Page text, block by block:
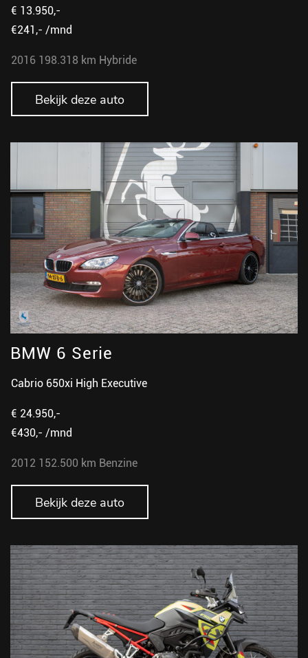
€ 13.950,-
€241,- /mnd
2016 198.318 km Hybride
Bekijk deze auto
BMW 6 Serie
Cabrio 650xi High Executive
€ 24.950,-
€430,- /mnd
2012 152.500 km Benzine
Bekijk deze auto